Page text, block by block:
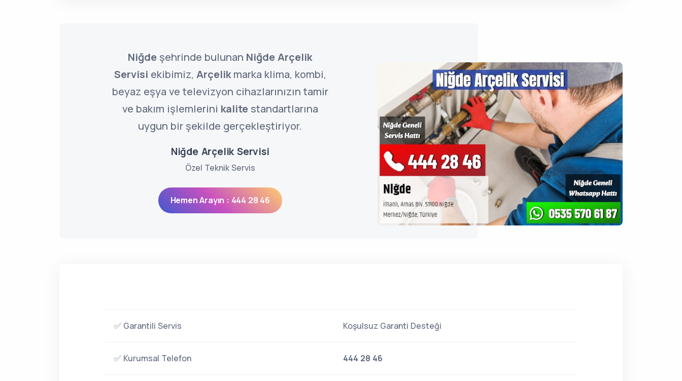
Niğde şehrinde bulunan Niğde Arçelik
Servisi ekibimiz, Arçelikmarka klima, kombi,
beyaz eşya ve televizyon cihazlarınızın tamir
ve bakım işlemlerini kalitestandartlarına
uygun bir şekilde gerçekleştiriyor.
Niğde Arçelik Servisi
Özel Teknik Servis
Hemen Arayın : 444 28 46
✅ Garantili Servis Koşulsuz Garanti Desteği
✅ Kurumsal Telefon 444 28 46